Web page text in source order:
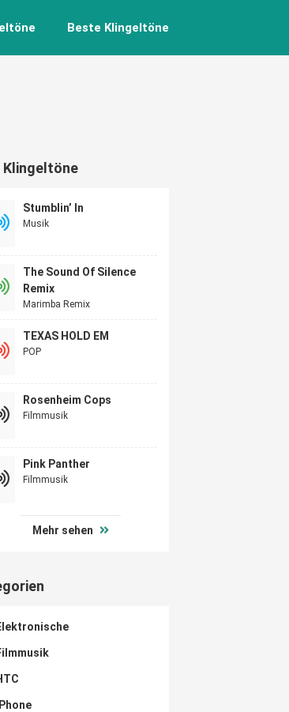
Beste Klingeltöne
Klingeltöne
Stumblin’ In
Musik
The Sound Of Silence
Remix
Marimba Remix
TEXAS HOLD EM
POP
Rosenheim Cops
Filmmusik
Pink Panther
Filmmusik
Mehr sehen